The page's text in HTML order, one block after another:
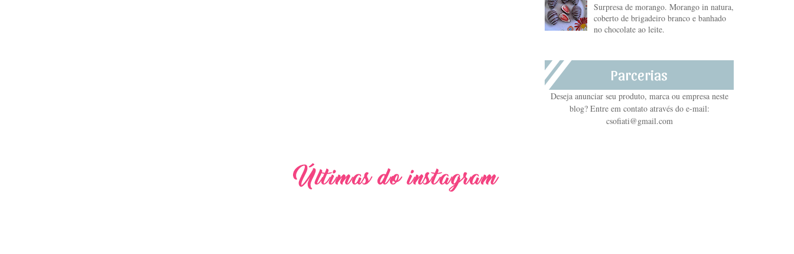
Surpresa de morango. Morango in natura,
coberto de brigadeiro branco e banhado
no chocolate ao leite.
Parcerias
Deseja anunciar seu produto, marca ou empresa neste
blog? Entre em contato através do e-mail:
csofiati@gmail.com